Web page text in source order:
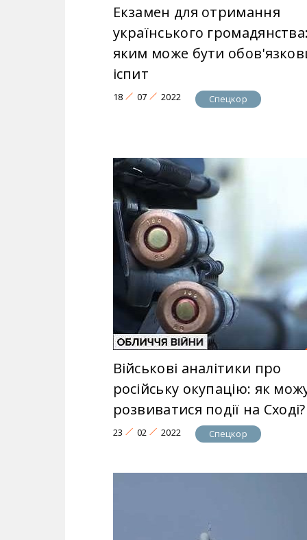
Екзамен для отримання
українського громадянства:
яким може бути
іспит
18 07 2022 Спецкор
Військові аналітики про
російську окупацію: як
розвиватися події на Сході?
23 02 2022 Спецкор